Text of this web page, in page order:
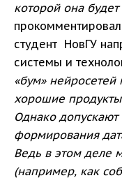
которой она
студент НовГУ
системы и
«бум» нейросетей
хорошие
Однако
формирования
Ведь в этом деле
(например, как